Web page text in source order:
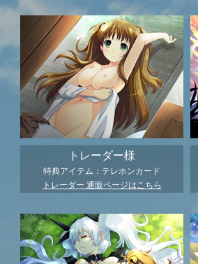
トレーダー様
特典アイテム：テレホンカード
トレーダー 通販ページはこちら